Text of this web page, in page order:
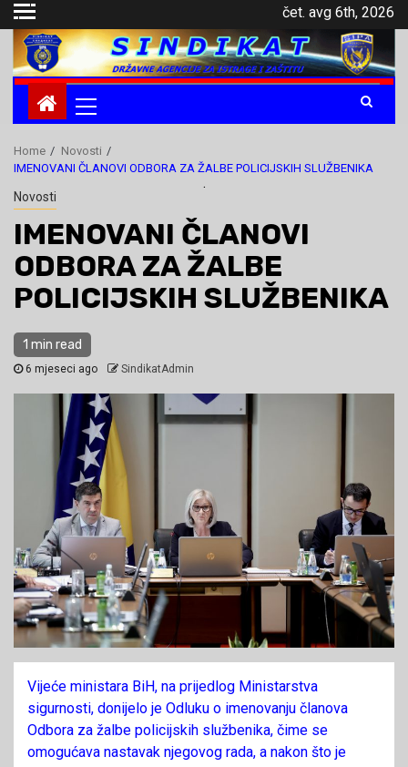
Skip
to
content
čet. avg 6th, 2026
.
Menu
Home
Novosti
IMENOVANI ČLANOVI ODBORA ZA ŽALBE POLICIJSKIH SLUŽBENIKA
Novosti
IMENOVANI ČLANOVI
ODBORA ZA ŽALBE
POLICIJSKIH SLUŽBENIKA
1 min read
6 mjeseci ago SindikatAdmin
Vijeće ministara BiH, na prijedlog Ministarstva
sigurnosti, donijelo je Odluku o imenovanju članova
Odbora za žalbe policijskih službenika, čime se
omogućava nastavak njegovog rada, a nakon što je